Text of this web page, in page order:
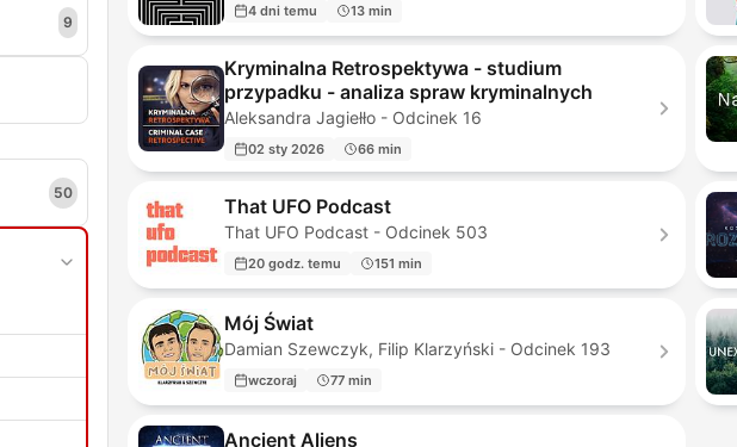
9
50
4 dni temu 13 min
Kryminalna Retrospektywa - studium
przypadku - analiza spraw kryminalnych
Aleksandra Jagiełło - Odcinek 16
02 sty 2026 66 min
That UFO Podcast
That UFO Podcast - Odcinek 503
20 godz. temu 151 min
Mój Świat
Damian Szewczyk, Filip Klarzyński - Odcinek 193
wczoraj 77 min
Ancient Aliens